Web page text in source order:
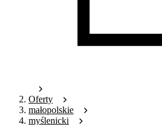
Oferty
małopolskie
myślenicki